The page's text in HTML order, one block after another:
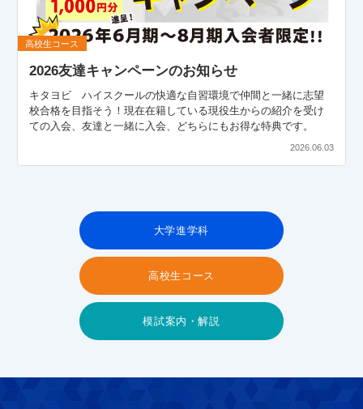
2026友達キャンペーンのお知らせ
高校生コース
キタヨビ ハイスクールの快適な自習環境で仲間と一緒に志望
校合格を目指そう！現在在籍している現役生からの紹介を受け
ての入会、友達と一緒に入会、どちらにもお得な特典です。
2026.06.03
大学進学科
高校生コース
模試案内・解説